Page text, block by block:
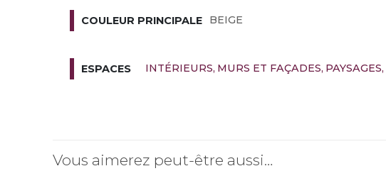
COULEUR PRINCIPALE BEIGE
ESPACES INTÉRIEURS MURS ET FAÇADES PAYSAGES
Vous aimerez peut-être aussi…